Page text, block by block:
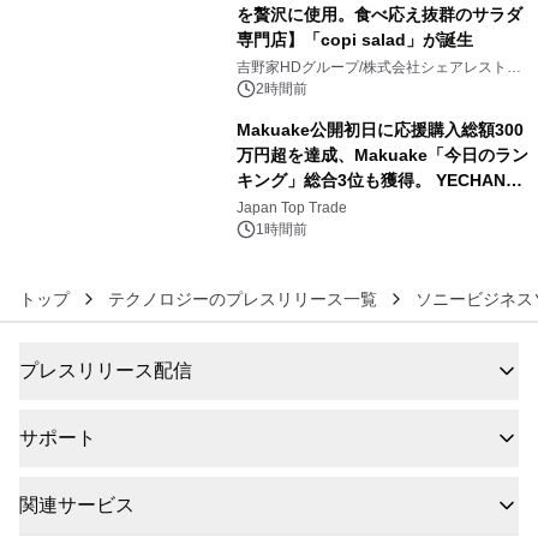
を贅沢に使用。食べ応え抜群のサラダ
専門店】「copi salad」が誕生
吉野家HDグループ/株式会社シェアレストラ
ン 2時間前
Makuake公開初日に応援購入総額300
万円超を達成、Makuake「今日のラン
キング」総合3位も獲得。 YECHAN音
浴シンギングボウル第2弾の大型サイ
ズ（XL・2XL・3XL）を先行販売中
Japan Top Trade
1時間前
トップ テクノロジーのプレスリリース一覧 ソニービジネ
プレスリリース配信
サポート
関連サービス